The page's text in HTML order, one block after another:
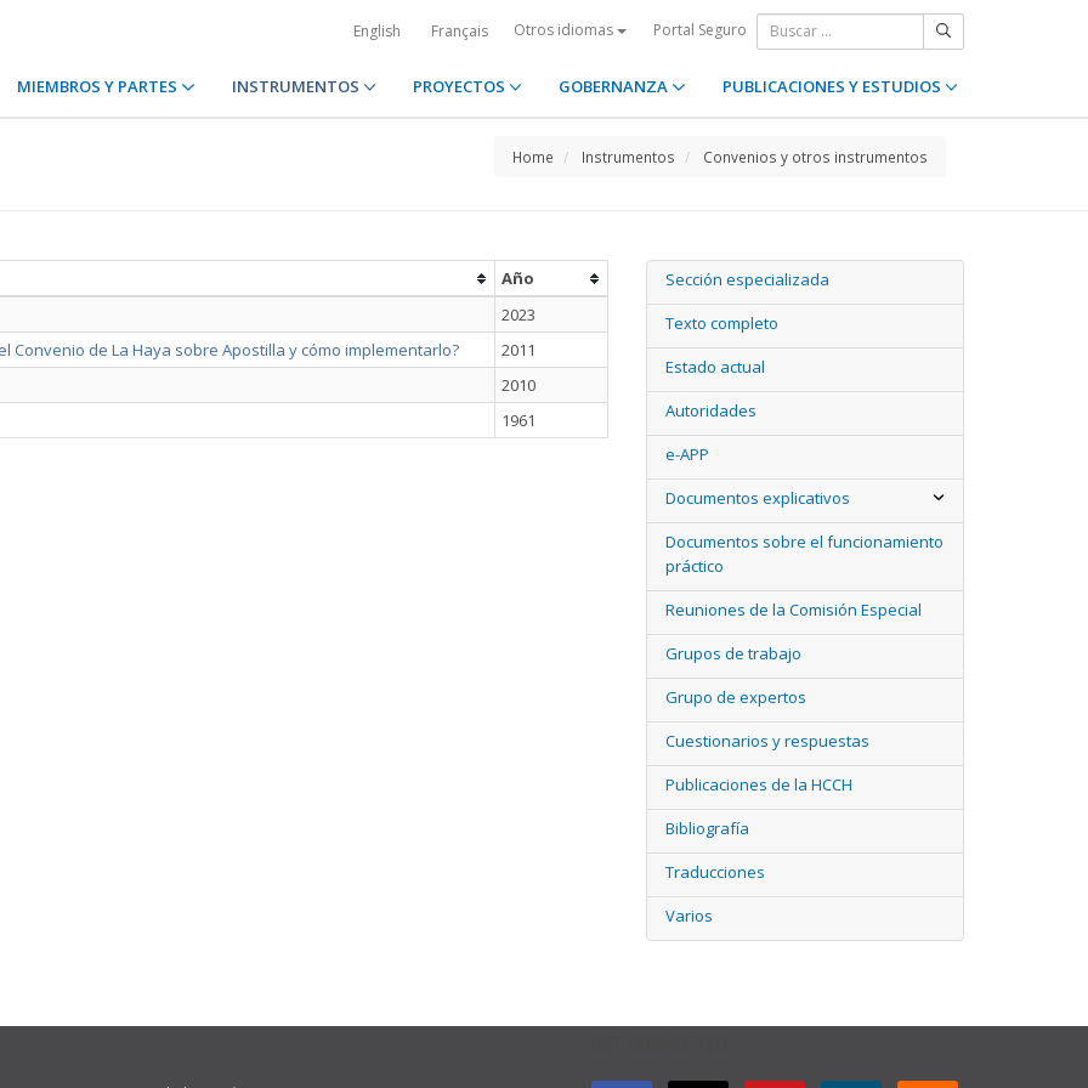
English Français Otros idiomas Portal Seguro
MIEMBROS Y PARTES INSTRUMENTOS PROYECTOS GOBERNANZA PUBLICACIONES Y ESTUDIOS
Home Instrumentos Convenios y otros instrumentos
Año
2023
Convenio de La Haya sobre Apostilla y cómo implementarlo?
2011
2010
1961
Sección especializada
Texto completo
Estado actual
Autoridades
e-APP
Documentos explicativos
Documentos sobre el funcionamiento
práctico
Reuniones de la Comisión Especial
Grupos de trabajo
Grupo de expertos
Cuestionarios y respuestas
Publicaciones de la HCCH
Bibliografía
Traducciones
Varios